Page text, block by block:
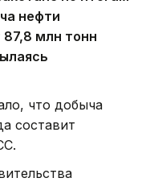
нефти
87,8 млн тонн
что добыча
составит